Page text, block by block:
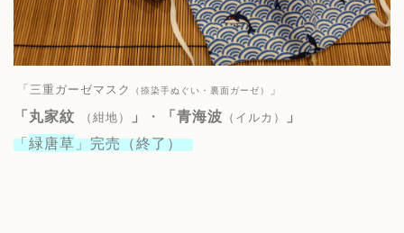
「三重ガーゼマスク （捺染手ぬぐい・裏面ガーゼ） 」
「丸家紋 （紺地） 」 ・ 「青海波 （イルカ）
」
「緑唐草」完売（終了）